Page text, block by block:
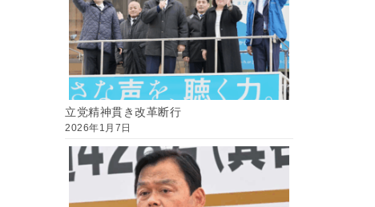
立党精神貫き改革断行
2026年1月7日